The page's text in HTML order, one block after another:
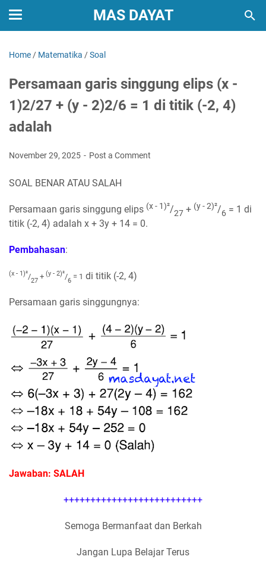
MAS DAYAT
Home / Matematika /Soal
Persamaan garis singgung elips (x -
1)2/27 + (y - 2)2/6 = 1 di titik (-2, 4)
adalah
November 29, 2025 Post a Comment
SOAL BENAR ATAU SALAH
Persamaan garis singgung elips (x - 1)²/27 + (y - 2)²/6 = 1 di
titik (-2, 4) adalah x + 3y + 14 = 0.
Pembahasan:
(x - 1)²/27 + (y - 2)²/6 = 1 di titik (-2, 4)
Persamaan garis singgungnya:
Jawaban: SALAH
++++++++++++++++++++++++++
Semoga Bermanfaat dan Berkah
Jangan Lupa Belajar Terus